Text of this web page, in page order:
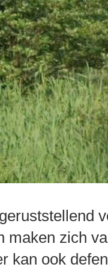
maken zich
kan ook